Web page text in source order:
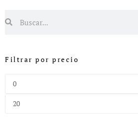
Filtrar por precio